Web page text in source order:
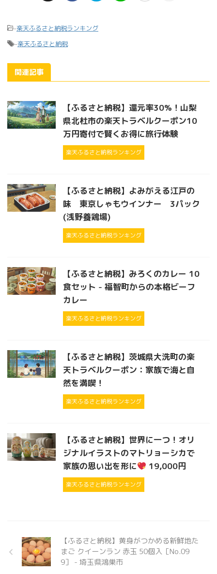
-楽天ふるさと納税ランキング
-楽天ふるさと納税
関連記事
【ふるさと納税】還元率30%！山梨
県北杜市の楽天トラベルクーポン10
万円寄付で賢くお得に旅行体験
楽天ふるさと納税ランキング
【ふるさと納税】よみがえる江戸の
味 東京しゃもウインナー 3パック
(浅野養鶏場)
楽天ふるさと納税ランキング
【ふるさと納税】みろくのカレー 10
食セット - 福智町からの本格ビーフ
カレー
楽天ふるさと納税ランキング
【ふるさと納税】茨城県大洗町の楽
天トラベルクーポン：家族で海と自
然を満喫！
楽天ふるさと納税ランキング
【ふるさと納税】世界に一つ！オリ
ジナルイラストのマトリョーシカで
家族の思い出を形に
19,000円
楽天ふるさと納税ランキング
【ふるさと納税】黄身がつかめる新鮮地た
まご クイーンラン 赤玉 50個入［No.09
9］ - 埼玉県鴻巣市